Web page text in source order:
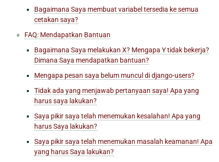
Bagaimana Saya membuat variabel tersedia ke semua
cetakan saya?
FAQ: Mendapatkan Bantuan
Bagaimana Saya melakukan X? Mengapa Y tidak bekerja?
Dimana Saya mendapatkan bantuan?
Mengapa pesan saya belum muncul didjango-users?
Tidak ada yang menjawab pertanyaan saya! Apa yang
harus saya lakukan?
Saya pikir saya telah menemukan kesalahan! Apa yang
harus Saya lakukan?
Saya pikir saya telah menemukan masalah keamanan! Apa
yang harus Saya lakukan?